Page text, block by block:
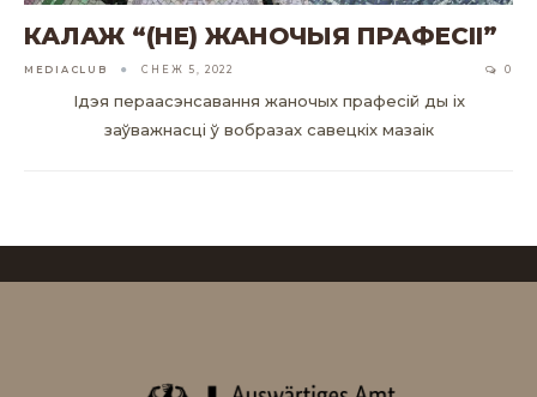
КАЛАЖ “(НЕ) ЖАНОЧЫЯ ПРАФЕСІІ”
MEDIACLUB СНЕЖ 5, 2022 0
Ідэя пераасэнсавання жаночых прафесій ды іх
заўважнасці ў вобразах савецкіх мазаік